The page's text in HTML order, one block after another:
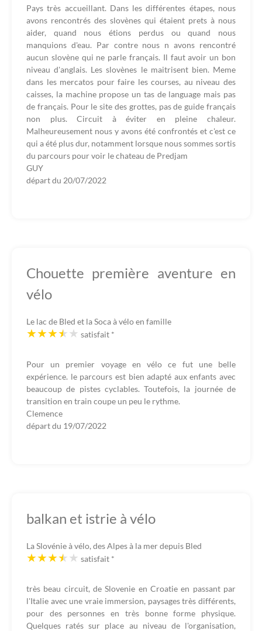
Pays très accueillant. Dans les différentes étapes, nous
avons rencontrés des slovènes qui étaient prets à nous
aider, quand nous étions perdus ou quand nous
manquions d'eau. Par contre nous n avons rencontré
aucun slovène qui ne parle français. Il faut avoir un bon
niveau d'anglais. Les slovènes le maitrisent bien. Meme
dans les mercatos pour faire les courses, au niveau des
caisses, la machine propose un tas de language mais pas
de français. Pour le site des grottes, pas de guide français
non plus. Circuit à éviter en pleine chaleur.
Malheureusement nous y avons été confrontés et c'est ce
qui a été plus dur, notamment lorsque nous sommes sortis
du parcours pour voir le chateau de Predjam
GUY
départ du 20/07/2022
Chouette première aventure en
vélo
Le lac de Bled et la Soca à vélo en famille
satisfait *
Pour un premier voyage en vélo ce fut une belle
expérience. le parcours est bien adapté aux enfants avec
beaucoup de pistes cyclables. Toutefois, la journée de
transition en train coupe un peu le rythme.
Clemence
départ du 19/07/2022
balkan et istrie à vélo
La Slovénie à vélo, des Alpes à la mer depuis Bled
satisfait *
très beau circuit, de Slovenie en Croatie en passant par
l'Italie avec une vraie immersion, paysages très différents,
pour des personnes en très bonne forme physique.
Quelques ratés sur place au niveau de l'organisation,